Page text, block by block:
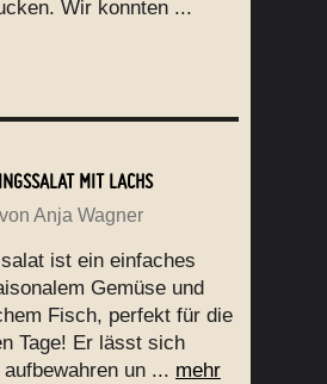
Wir konnten ...
MIT LACHS
Anja Wagner
ist ein einfaches
Gemüse und
Fisch, perfekt für die
Tage! Er lässt sich
un ... mehr